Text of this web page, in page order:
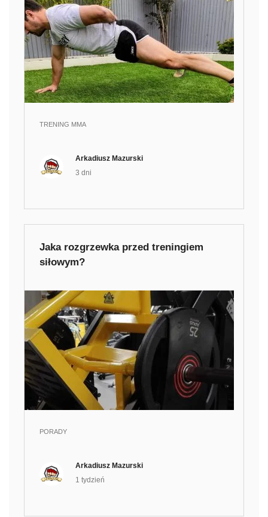
TRENING MMA
Arkadiusz Mazurski
3 dni
Jaka rozgrzewka przed treningiem
siłowym?
PORADY
Arkadiusz Mazurski
1 tydzień